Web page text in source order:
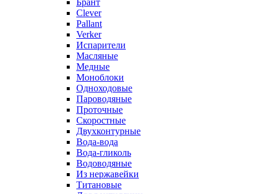
Брант
Clever
Pallant
Verker
Испарители
Масляные
Медные
Моноблоки
Одноходовые
Пароводяные
Проточные
Скоростные
Двухконтурные
Вода-вода
Вода-гликоль
Водоводяные
Из нержавейки
Титановые